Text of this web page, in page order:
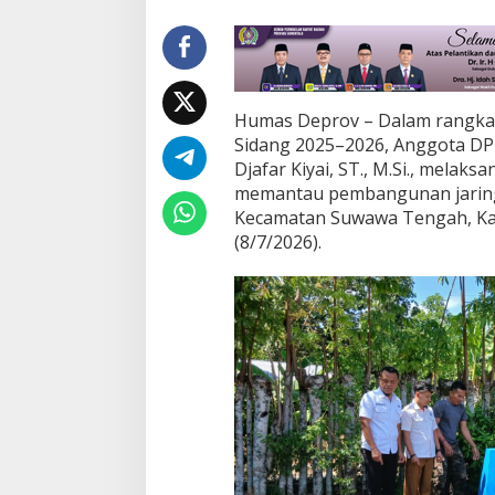
n
n
J
a
r
n
g
a
n
I
r
i
g
a
s
i
A
i
r
T
a
Humas Deprov – Dalam
Sidang 2025–2026, Anggota
Djafar Kiyai, ST., M.Si.,
memantau pembangunan
Kecamatan Suwawa Tengah,
(8/7/2026).